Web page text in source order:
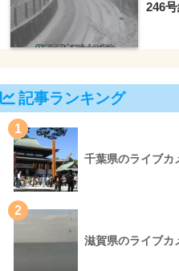
246
記事ランキング
1
千葉県のライブカ
2
滋賀県のライブカ